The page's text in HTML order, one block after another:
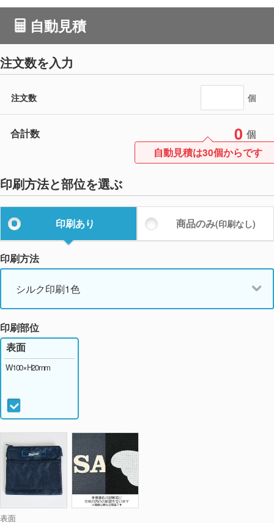
自動見積
注文数を入力
注文数 個
合計数 0 個
自動見積は30個からです
印刷方法と部位を選ぶ
印刷あり 商品のみ(印刷なし)
印刷方法
シルク印刷1色
印刷部位
表面
表面
W100×H20mm